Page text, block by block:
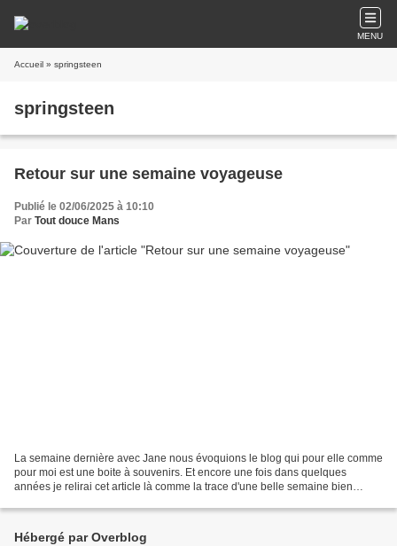
MENU
Accueil » springsteen
springsteen
Retour sur une semaine voyageuse
Publié le 02/06/2025 à 10:10
Par Tout douce Mans
La semaine dernière avec Jane nous évoquions le blog qui pour elle comme
pour moi est une boite à souvenirs. Et encore une fois dans quelques
années je relirai cet article là comme la trace d'une belle semaine bien
Hébergé par Overblog